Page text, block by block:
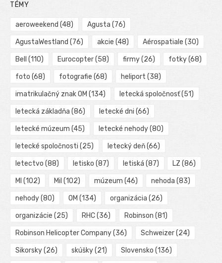
TÉMY
aeroweekend (48) Agusta (76)
AgustaWestland (76) akcie (48) Aérospatiale (30)
Bell (110) Eurocopter(58) firmy(26) fotky(68)
foto (68) fotografie (68) heliport (38)
imatrikulačný znak OM (134) letecká spoločnosť(51)
letecká základňa (86) letecké dni (66)
letecké múzeum (45) letecké nehody(80)
letecké spoločnosti (25) letecký deň(66)
letectvo (88) letisko (87) letiská (87) LZ (86)
MI (102) Mil (102) múzeum (46) nehoda (83)
nehody(80) OM (134) organizácia (26)
organizácie (25) RHC(36) Robinson (81)
Robinson Helicopter Company(36) Schweizer(24)
Sikorsky(26) skúšky(21) Slovensko (136)